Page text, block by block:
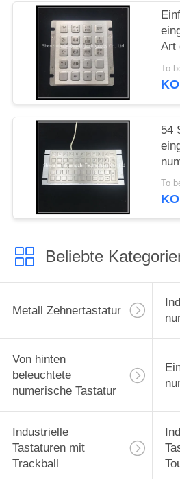
Art
To
54
mit
To
Beliebte
Metall Zehnertastatur
Von hinten
beleuchtete
numerische Tastatur
Industrielle
Tastaturen mit
Trackball